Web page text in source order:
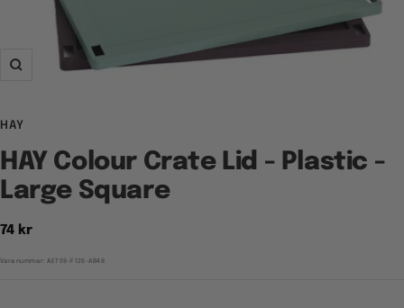
Zoom
HAY
HAY Colour Crate Lid - Plastic -
Large Square
Tilbudspris
74 kr
Varenummer:AE759-F126-AB48